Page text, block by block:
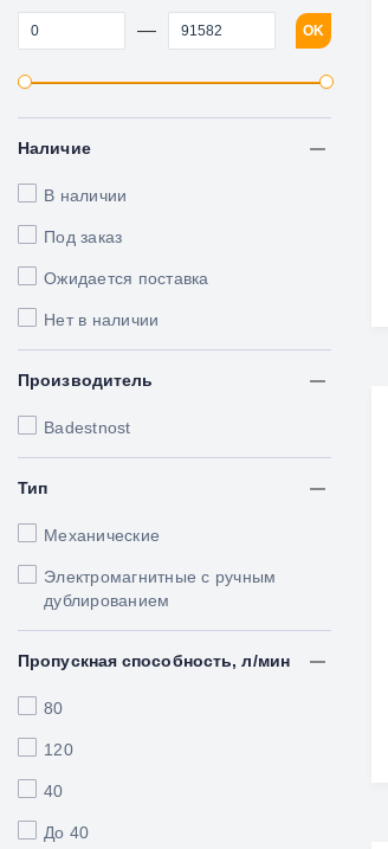
— OK
Наличие
В наличии
Под заказ
Ожидается поставка
Нет в наличии
Производитель
Badestnost
Тип
Механические
Электромагнитные с ручным
дублированием
Пропускная способность, л/мин
80
120
40
До 40